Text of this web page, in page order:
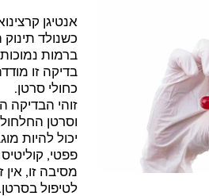
ברמות
כחולי סרטן.
זוהי
וסרטן
פפטי,
מסיבה זו,
לטיפול